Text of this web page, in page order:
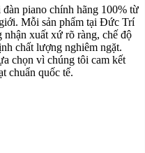
piano chính hãng 100% từ
Mỗi sản phẩm tại Đức Trí
xuất xứ rõ ràng, chế độ
chất lượng nghiêm ngặt.
chọn vì chúng tôi cam kết
chuẩn quốc tế.